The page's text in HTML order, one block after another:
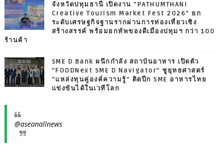
จังหวัดปทุมธานี เปิดงาน “PATHUMTHANI
Creative Tourism Market Fest 2026” ยก
ระดับเศรษฐกิจฐานรากผ่านการท่องเที่ยวเชิง
สร้างสรรค์ พร้อมยกทัพของดีเมืองปทุมฯ กว่า 100
ร้านค้า
SME D Bank ผนึกกำลัง สถาบันอาหาร เปิดตัว
“FOODNext SME D Navigator” ชูยุทธศาสตร์
“แหล่งทุนคู่องค์ความรู้” ติดปีก SME อาหารไทย
แข่งขันได้ในเวทีโลก
@aseanallnews